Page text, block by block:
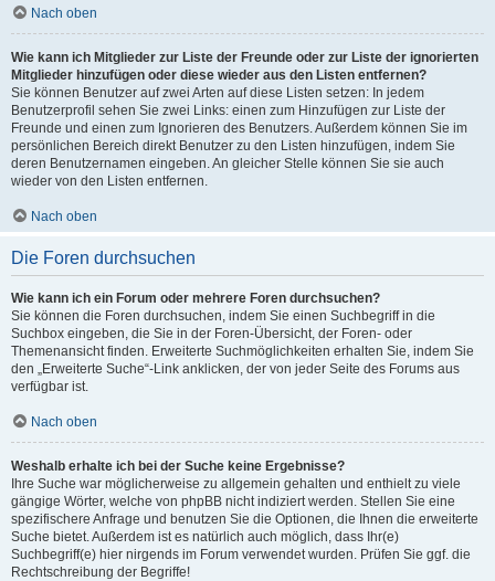
Nach oben
Wie kann ich Mitglieder zur Liste der Freunde oder zur Liste der ignorierten
Mitglieder hinzufügen oder diese wieder aus den Listen entfernen?
Sie können Benutzer auf zwei Arten auf diese Listen setzen: In jedem
Benutzerprofil sehen Sie zwei Links: einen zum Hinzufügen zur Liste der
Freunde und einen zum Ignorieren des Benutzers. Außerdem können Sie im
persönlichen Bereich direkt Benutzer zu den Listen hinzufügen, indem Sie
deren Benutzernamen eingeben. An gleicher Stelle können Sie sie auch
wieder von den Listen entfernen.
Nach oben
Die Foren durchsuchen
Wie kann ich ein Forum oder mehrere Foren durchsuchen?
Sie können die Foren durchsuchen, indem Sie einen Suchbegriff in die
Suchbox eingeben, die Sie in der Foren-Übersicht, der Foren- oder
Themenansicht finden. Erweiterte Suchmöglichkeiten erhalten Sie, indem Sie
den „Erweiterte Suche“-Link anklicken, der von jeder Seite des Forums aus
verfügbar ist.
Nach oben
Weshalb erhalte ich bei der Suche keine Ergebnisse?
Ihre Suche war möglicherweise zu allgemein gehalten und enthielt zu viele
gängige Wörter, welche von phpBB nicht indiziert werden. Stellen Sie eine
spezifischere Anfrage und benutzen Sie die Optionen, die Ihnen die erweiterte
Suche bietet. Außerdem ist es natürlich auch möglich, dass Ihr(e)
Suchbegriff(e) hier nirgends im Forum verwendet wurden. Prüfen Sie ggf. die
Rechtschreibung der Begriffe!